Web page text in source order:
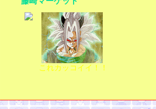
これカッコイイ！！